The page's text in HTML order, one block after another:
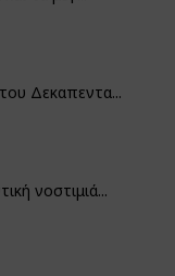
Δεκαπεντα...
νοστιμιά...